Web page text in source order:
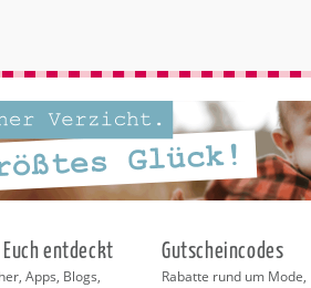
Euch entdeckt
Apps, Blogs,
Gutscheincodes
Rabatte rund um Mode,